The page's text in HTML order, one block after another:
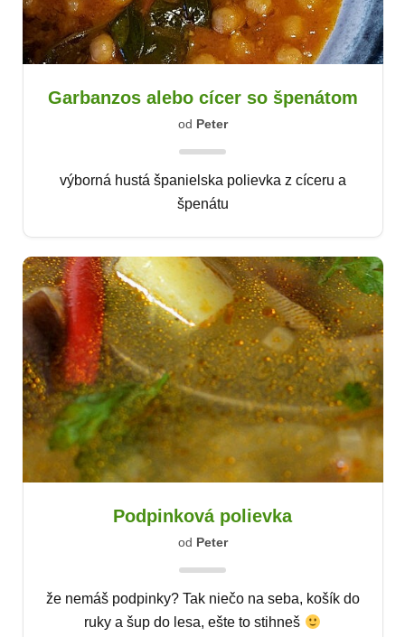
Garbanzos alebo cícer so špenátom
od Peter
výborná hustá španielska polievka z cíceru a
špenátu
Podpinková polievka
od Peter
že nemáš podpinky? Tak niečo na seba, košík do
ruky a šup do lesa, ešte to stihneš